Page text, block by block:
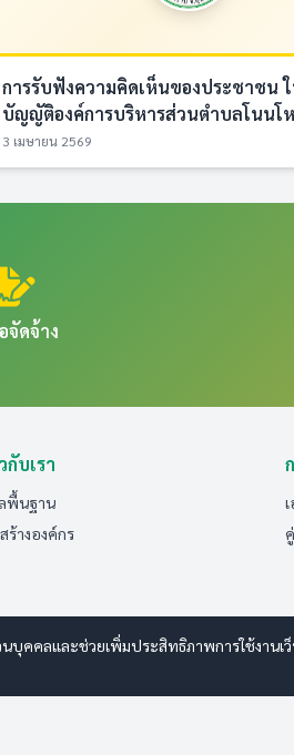
การรับฟังความคิดเห็นของประชาชน
บัญญัติองค์การบริหารส่วนตำบลโนนโห
3 เมษายน 2569
จัดจ้าง
กับเรา
พื้นฐาน
ร้างองค์กร
คคลและช่วยเพิ่มประสิทธิภาพการใช้งานเ